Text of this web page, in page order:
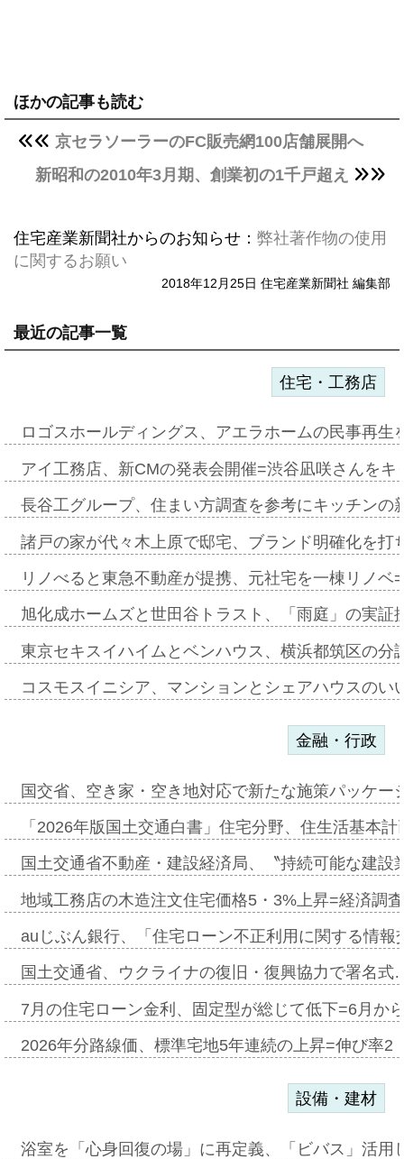
ほかの記事も読む
京セラソーラーのFC販売網100店舗展開へ
新昭和の2010年3月期、創業初の1千戸超え
住宅産業新聞社からのお知らせ： 弊社著作物の使用
に関するお願い
2018年12月25日 住宅産業新聞社 編集部
最近の記事一覧
住宅・工務店
ロゴスホールディングス、アエラホームの民事再
アイ工務店、新CMの発表会開催=渋谷凪咲さんを
長谷工グループ、住まい方調査を参考にキッチン
諸戸の家が代々木上原で邸宅、ブランド明確化を
リノべると東急不動産が提携、元社宅を一棟リノ
旭化成ホームズと世田谷トラスト、「雨庭」の実
東京セキスイハイムとベンハウス、横浜都筑区の
コスモスイニシア、マンションとシェアハウスの
金融・行政
国交省、空き家・空き地対応で新たな施策パッケ
「2026年版国土交通白書」住宅分野、住生活基本
国土交通省不動産・建設経済局、〝持続可能な建
地域工務店の木造注文住宅価格5・3%上昇=経済調
auじぶん銀行、「住宅ローン不正利用に関する情
国土交通省、ウクライナの復旧・復興協力で署名
7月の住宅ローン金利、固定型が総じて低下=6月か
2026年分路線価、標準宅地5年連続の上昇=伸び率
設備・建材
浴室を「心身回復の場」に再定義、「ビバス」活